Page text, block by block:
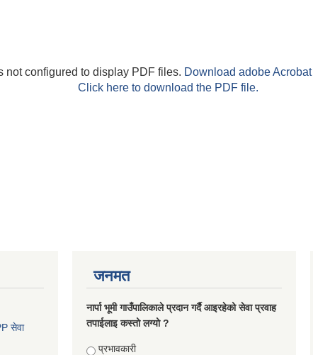
not configured to display PDF files. Download adobe Acrobat
Click here to download the PDF file.
सेवा
जनमत
नार्पा भूमी गाउँपालिकाले प्रदान गर्दै आइरहेको सेवा प्रवाह
तपाईलाइ कस्तो लग्यो ?
Choices
प्रभावकारी